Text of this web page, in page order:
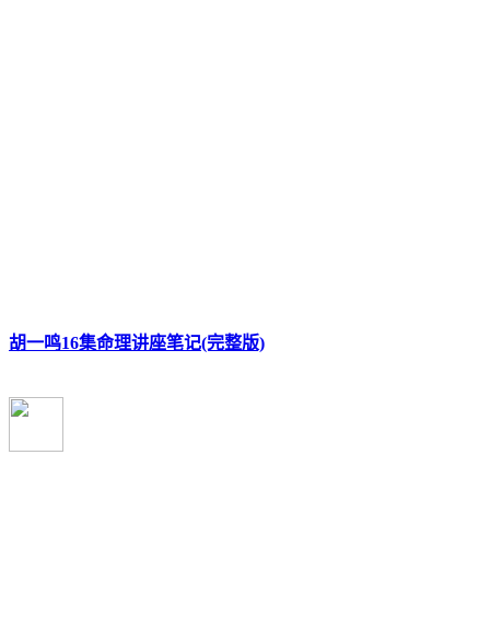
胡一鸣16集命理讲座笔记(完整版)